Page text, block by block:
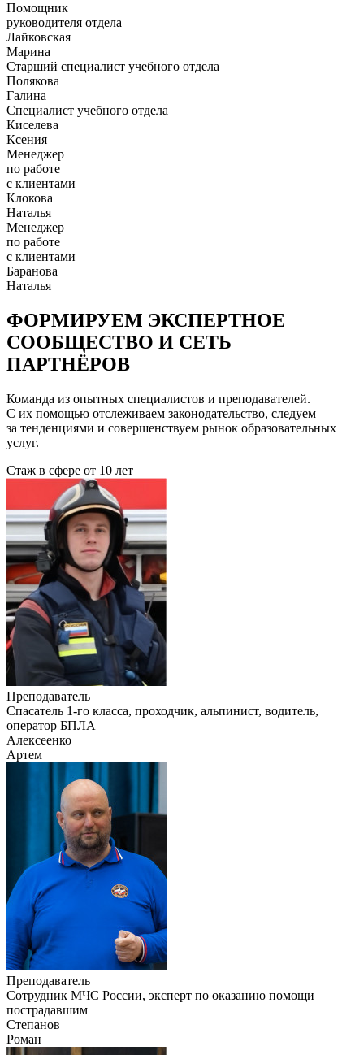
Помощник
руководителя отдела
Лайковская
Марина
Старший специалист учебного отдела
Полякова
Галина
Специалист учебного отдела
Киселева
Ксения
Менеджер
по работе
с клиентами
Клокова
Наталья
Менеджер
по работе
с клиентами
Баранова
Наталья
ФОРМИРУЕМ ЭКСПЕРТНОЕ
СООБЩЕСТВО И СЕТЬ
ПАРТНЁРОВ
Команда из опытных специалистов и преподавателей.
С их помощью отслеживаем законодательство, следуем
за тенденциями и совершенствуем рынок образовательных
услуг.
Стаж в сфере от 10 лет
Преподаватель
Cпасатель 1-го класса, проходчик, альпинист, водитель,
оператор БПЛА
Алексеенко
Артем
Преподаватель
Сотрудник МЧС России, эксперт по оказанию помощи
пострадавшим
Степанов
Роман